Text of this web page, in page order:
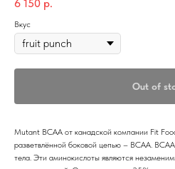
6 150 р.
Вкус
Out of
Mutant BCAA от канадской компании Fit
разветвлённой боковой цепью – ВСАА.
тела. Эти аминокислоты являются